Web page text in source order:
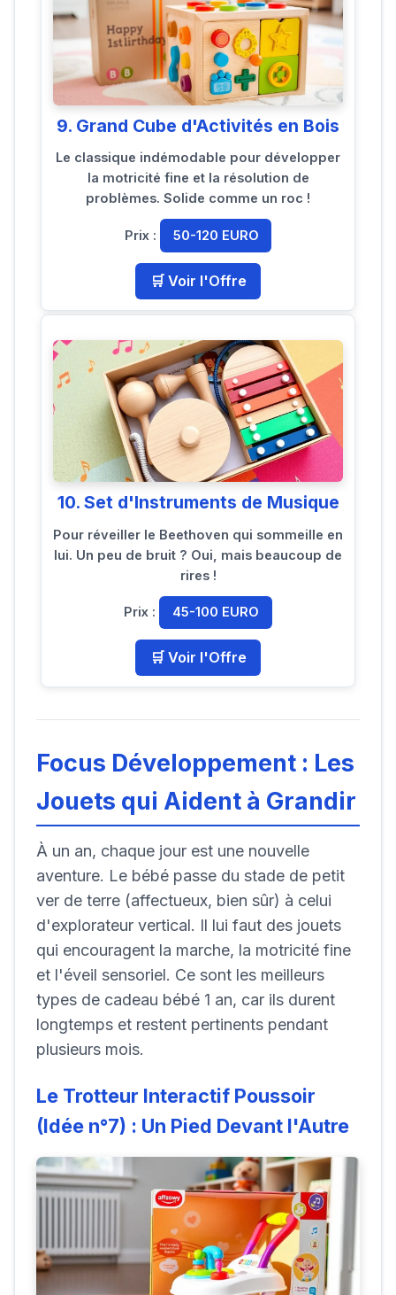
9. Grand Cube d'Activités en Bois
Le classique indémodable pour développer
la motricité fine et la résolution de
problèmes. Solide comme un roc !
Prix : 50-120 EURO
🛒 Voir l'Offre
10. Set d'Instruments de Musique
Pour réveiller le Beethoven qui sommeille en
lui. Un peu de bruit ? Oui, mais beaucoup de
rires !
Prix : 45-100 EURO
🛒 Voir l'Offre
Focus Développement : Les
Jouets qui Aident à Grandir
À un an, chaque jour est une nouvelle
aventure. Le bébé passe du stade de petit
ver de terre (affectueux, bien sûr) à celui
d'explorateur vertical. Il lui faut des jouets
qui encouragent la marche, la motricité fine
et l'éveil sensoriel. Ce sont les meilleurs
types de cadeau bébé 1 an, car ils durent
longtemps et restent pertinents pendant
plusieurs mois.
Le Trotteur Interactif Poussoir
(Idée n°7) : Un Pied Devant l'Autre